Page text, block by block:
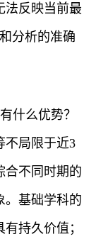
法反映当前最
分析的准确
什么优势？
不局限于近3
合不同时期的
。基础学科的
持久价值；